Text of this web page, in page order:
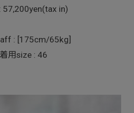
57,200yen(tax in)
: [175cm/65kg]
着用size : 46